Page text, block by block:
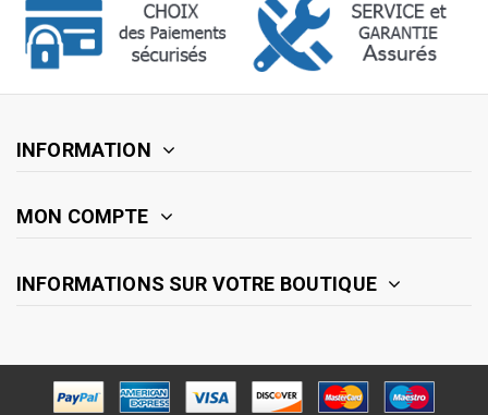
INFORMATION
MON COMPTE
INFORMATIONS SUR VOTRE BOUTIQUE